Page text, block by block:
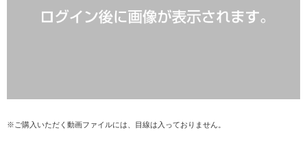
※ご購入いただく動画ファイルには、目線は入っておりません。